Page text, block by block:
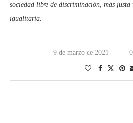
sociedad libre de discriminación, más justa
igualitaria.
9 de marzo de 2021